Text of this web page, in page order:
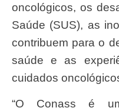
oncológicos, os
Saúde (SUS), as
contribuem para o
saúde e as
cuidados
“O Conass é um grande produtor de